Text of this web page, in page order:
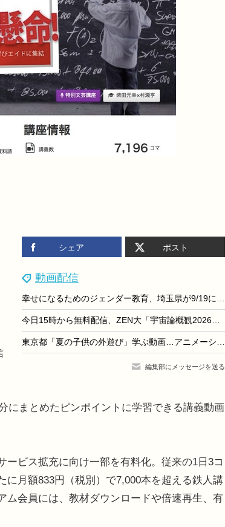
シェア ポスト
動画配信
幸せになるためのジェンダー教育、埼玉県が9/19に講演会
今日15時から無料配信、ZEN大「宇宙論概観2026」特別授業
東京都「夏の子供の外遊び」学ぶ動画…アニメーション編公開
編集部にメッセージを送る
にまとめたピンポイントに学習できる講義動画
ビス拡充に向け一部を有料化。従来の1日3コ
月額833円（税別）で7,000本を超える鉄人講
ム会員には、教材ダウンロードや倍速再生、有